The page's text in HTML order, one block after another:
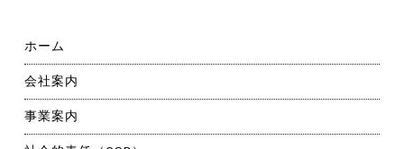
ホーム
会社案内
事業案内